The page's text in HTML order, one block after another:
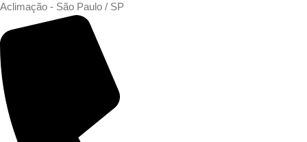
Aclimação - São Paulo / SP